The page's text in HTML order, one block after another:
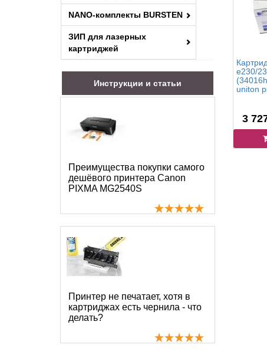
NANO-комплекты BURSTEN
ЗИП для лазерных
картриджей
Инструкции и статьи
Преимущества покупки самого
дешёвого принтера Canon
PIXMA MG2540S
Принтер не печатает, хотя в
картриджах есть чернила - что
делать?
e230/
uniton
3